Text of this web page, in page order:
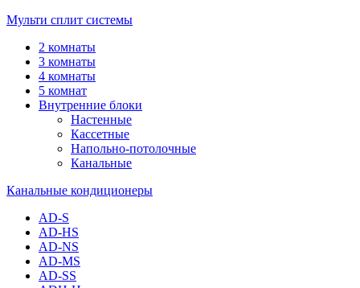
Мульти сплит системы
2 комнаты
3 комнаты
4 комнаты
5 комнат
Внутренние блоки
Настенные
Кассетные
Напольно-потолочные
Канальные
Канальные кондиционеры
AD-S
AD-HS
AD-NS
AD-MS
AD-SS